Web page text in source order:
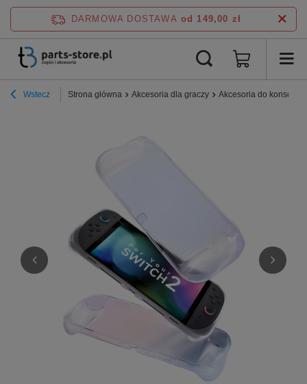
DARMOWA DOSTAWA od 149,00 zł
Wstecz Strona główna Akcesoria dla graczy Akcesoria do konsoli